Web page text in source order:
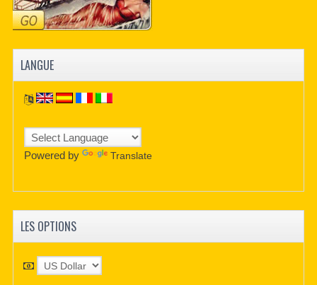
LANGUE
Powered by Translate
LES OPTIONS